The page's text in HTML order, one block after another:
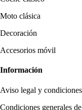
Moto clásica
Decoración
Accesorios móvil
Información
Aviso legal y
Condiciones generales